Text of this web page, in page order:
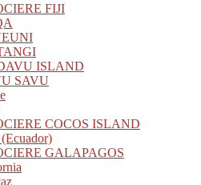
FIJI
ISLAND
SAVU
COCOS ISLAND
GALAPAGOS